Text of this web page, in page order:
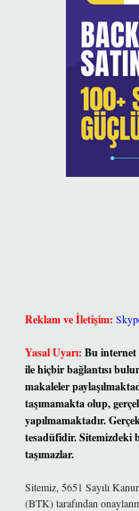
Reklam ve İletişim:
Yasal Uyarı: Bu internet
ile hiçbir bağlantısı
makaleler
taşımamakta olup,
yapılmamaktadır.
tesadüfidir. Sitemizdeki
taşımazlar.
Sitemiz, 5651 Sayılı
(BTK) tarafından